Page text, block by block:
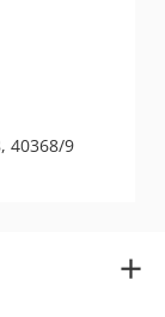
40368/9